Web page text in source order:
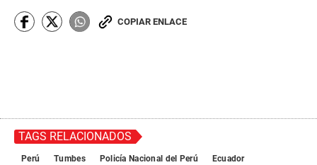
COPIAR ENLACE
TAGS RELACIONADOS
Perú Tumbes Policía Nacional del Perú Ecuador